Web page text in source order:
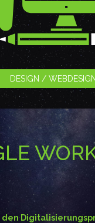
DESIGN / WEBDESIGN